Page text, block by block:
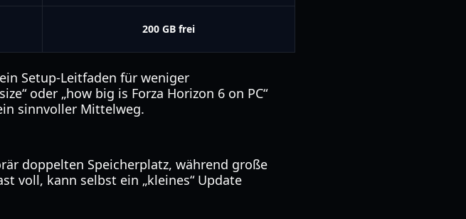
200 GB frei
Setup-Leitfaden für weniger
oder „how big is Forza Horizon 6 on PC“
sinnvoller Mittelweg.
doppelten Speicherplatz, während große
voll, kann selbst ein „kleines“ Update